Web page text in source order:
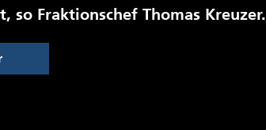
so Fraktionschef Thomas Kreuzer.